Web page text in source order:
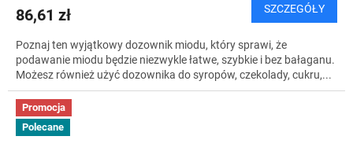
86,61 zł SZCZEGÓŁY
Poznaj ten wyjątkowy dozownik miodu, który sprawi, że
podawanie miodu będzie niezwykle łatwe, szybkie i bez bałaganu.
Możesz również użyć dozownika do syropów, czekolady, cukru,...
Promocja
Polecane